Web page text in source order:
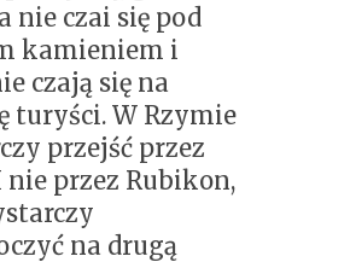
nie czai się pod
kamieniem i
czają się na
turyści. W Rzymie
przejść przez
nie przez Rubikon,
na drugą